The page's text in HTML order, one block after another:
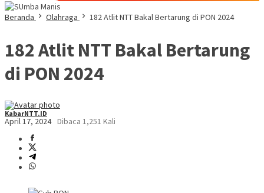
Beranda Olahraga 182 Atlit NTT Bakal Bertarung di PON 2024
182 Atlit NTT Bakal Bertarung
di PON 2024
KabarNTT.ID
April 17, 2024 Dibaca 1,251 Kali